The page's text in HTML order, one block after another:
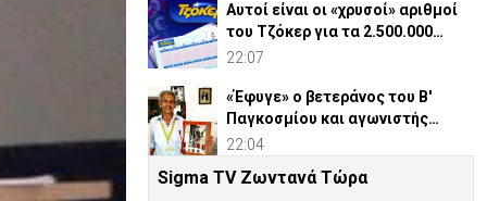
Αυτοί είναι οι «χρυσοί» αριθμοί
του Τζόκερ για τα 2.500.000
ευρώ
22:07
«Έφυγε» ο βετεράνος του Β'
Παγκοσμίου και αγωνιστής
ΕΟΚΑ, Παύλος Μ. Κασάπης
22:04
«Όχι» 9 χωρών σε ισχυρισμό
Sigma TV Ζωντανά Τώρα